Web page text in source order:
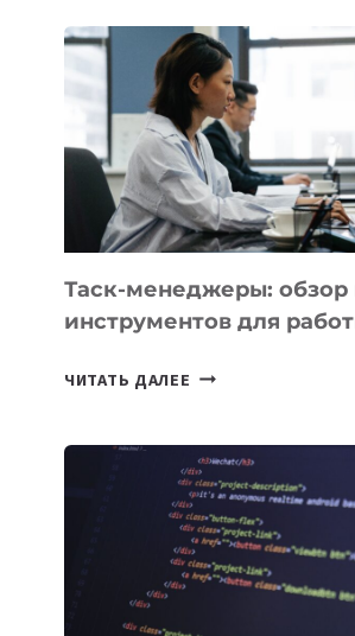
НОВЫЕ
ПРЕДМЕТЫ
ПО
ИСКУССТВЕННОМУ
ИНТЕЛЛЕКТУ
Таск-менеджеры: обзор
инструментов для
ЧИТАТЬ ДАЛЕЕ ТАСК-
ПОЛЕЗНЫХ
ИНСТРУМЕНТОВ
ДЛЯ
РАБОТЫ